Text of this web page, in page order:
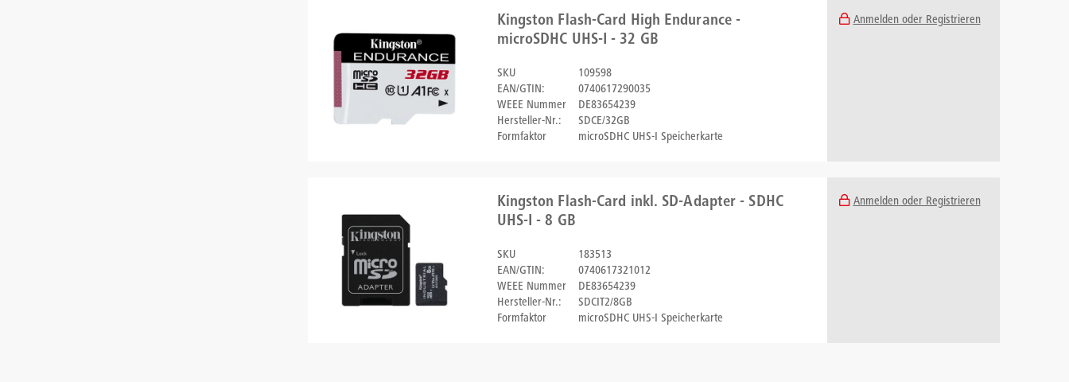
Kingston Flash-Card High Endurance -
microSDHC UHS-I - 32 GB
SKU
109598
EAN/GTIN:
0740617290035
WEEE Nummer
DE83654239
Hersteller-Nr.:
SDCE/32GB
Formfaktor
microSDHC UHS-I Speicherkarte
Anmelden oder Registrieren
Kingston Flash-Card inkl. SD-Adapter - SDHC
UHS-I - 8 GB
SKU
183513
EAN/GTIN:
0740617321012
WEEE Nummer
DE83654239
Hersteller-Nr.:
SDCIT2/8GB
Formfaktor
microSDHC UHS-I Speicherkarte
Anmelden oder Registrieren